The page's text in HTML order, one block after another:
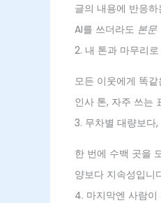
글의 내용에 반응
AI를 쓰더라도 본문
2. 내 톤과 마무리
모든 이웃에게 똑
인사 톤, 자주 쓰는
3. 무차별 대량보다
한 번에 수백 곳을
양보다 지속성입니
4. 마지막엔 사람이